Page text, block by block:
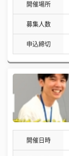
開催場所
募集人数
申込締切
開催日時